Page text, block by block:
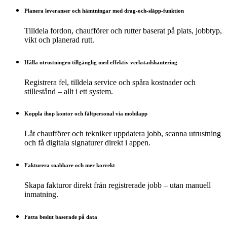
Planera leveranser och hämtningar med drag-och-släpp-funktion
Tilldela fordon, chaufförer och rutter baserat på plats, jobbtyp,
vikt och planerad rutt.
Hålla utrustningen tillgänglig med effektiv verkstadshantering
Registrera fel, tilldela service och spåra kostnader och
stillestånd – allt i ett system.
Koppla ihop kontor och fältpersonal via mobilapp
Låt chaufförer och tekniker uppdatera jobb, scanna utrustning
och få digitala signaturer direkt i appen.
Fakturera snabbare och mer korrekt
Skapa fakturor direkt från registrerade jobb – utan manuell
inmatning.
Fatta beslut baserade på data